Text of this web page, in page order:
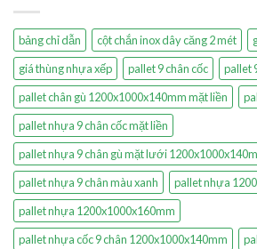
bảng chỉ dẫn cột chắn inox dây căng 2 mét
giá thùng nhựa xếp
pallet 9 chân cốc
pallet
pallet chân gù 1200x1000x140mm mặt liền
pallet nhựa 9 chân cốc mặt liền
pallet nhựa 9 chân gù mặt lưới
pallet nhựa 9 chân màu xanh
pallet nhựa
pallet nhựa 1200x1000x160mm
pallet nhựa cốc 9 chân 1200x1000x140mm